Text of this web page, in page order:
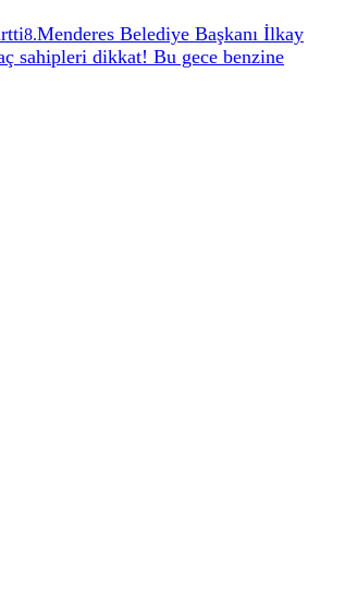
8.Menderes Belediye Başkanı İlkay
sahipleri dikkat! Bu gece benzine